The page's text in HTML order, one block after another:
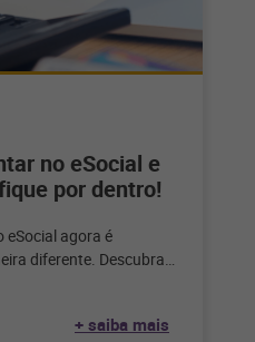
no eSocial e
por dentro!
eSocial agora é
diferente. Descubra
+ saiba mais